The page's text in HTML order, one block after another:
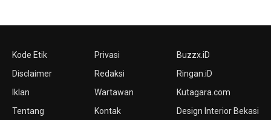
Kode Etik
Disclaimer
Iklan
Tentang
Privasi
Redaksi
Wartawan
Kontak
Buzzx.iD
Ringan.iD
Kutagara.com
Design Interior Bekasi